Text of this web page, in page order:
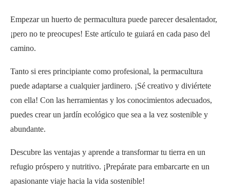
Empezar un huerto de permacultura puede parecer desalentador,
¡pero no te preocupes! Este artículo te guiará en cada paso del
camino.
Tanto si eres principiante como profesional, la permacultura
puede adaptarse a cualquier jardinero. ¡Sé creativo y diviértete
con ella! Con las herramientas y los conocimientos adecuados,
puedes crear un jardín ecológico que sea a la vez sostenible y
abundante.
Descubre las ventajas y aprende a transformar tu tierra en un
refugio próspero y nutritivo. ¡Prepárate para embarcarte en un
apasionante viaje hacia la vida sostenible!